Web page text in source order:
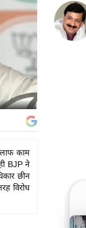
काम
BJP ने
छीन
विरोध